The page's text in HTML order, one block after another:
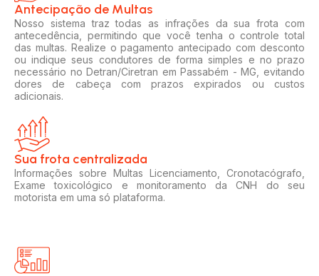
Antecipação de Multas
Nosso sistema traz todas as infrações da sua frota com
antecedência, permitindo que você tenha o controle total
das multas. Realize o pagamento antecipado com desconto
ou indique seus condutores de forma simples e no prazo
necessário no Detran/Ciretran em Passabém - MG, evitando
dores de cabeça com prazos expirados ou custos
adicionais.
Sua frota centralizada​
Informações sobre Multas Licenciamento, Cronotacógrafo,
Exame toxicológico e monitoramento da CNH do seu
motorista em uma só plataforma.